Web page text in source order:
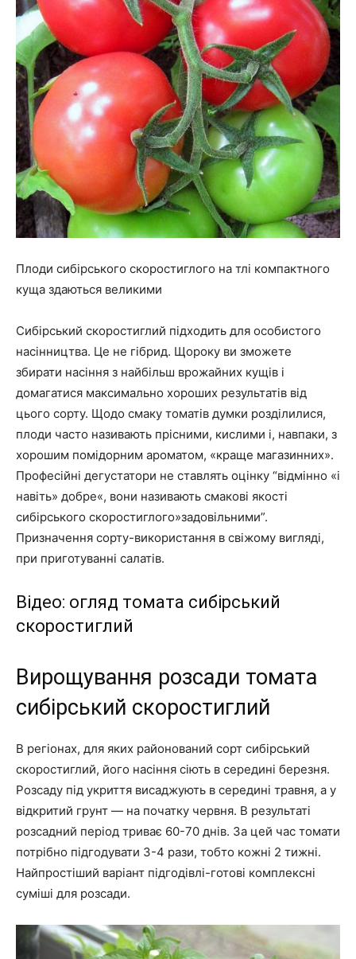
Плоди сибірського скоростиглого на тлі компактного
куща здаються великими
Сибірський скоростиглий підходить для особистого
насінництва. Це не гібрид. Щороку ви зможете
збирати насіння з найбільш врожайних кущів і
домагатися максимально хороших результатів від
цього сорту. Щодо смаку томатів думки розділилися,
плоди часто називають прісними, кислими і, навпаки, з
хорошим помідорним ароматом, «краще магазинних».
Професійні дегустатори не ставлять оцінку “відмінно «і
навіть» добре«, вони називають смакові якості
сибірського скоростиглого»задовільними”.
Призначення сорту-використання в свіжому вигляді,
при приготуванні салатів.
Відео: огляд томата сибірський
скоростиглий
Вирощування розсади томата
сибірський скоростиглий
В регіонах, для яких районований сорт сибірський
скоростиглий, його насіння сіють в середині березня.
Розсаду під укриття висаджують в середині травня, а у
відкритий грунт — на початку червня. В результаті
розсадний період триває 60-70 днів. За цей час томати
потрібно підгодувати 3-4 рази, тобто кожні 2 тижні.
Найпростіший варіант підгодівлі-готові комплексні
суміші для розсади.